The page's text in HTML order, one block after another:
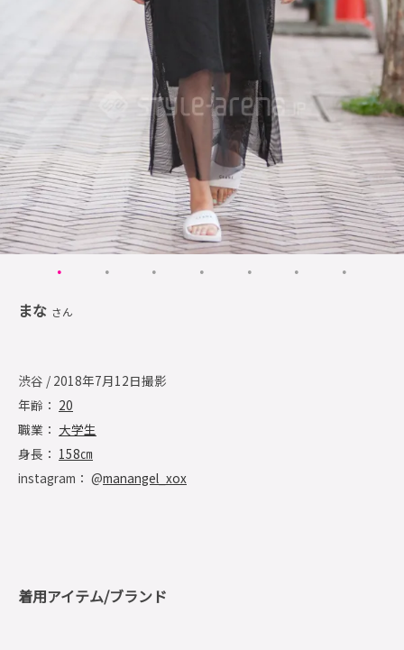
まな さん
渋谷 / 2018年7月12日撮影
年齢： 20
職業： 大学生
身長： 158㎝
instagram： @manangel_xox
着用アイテム/ブランド